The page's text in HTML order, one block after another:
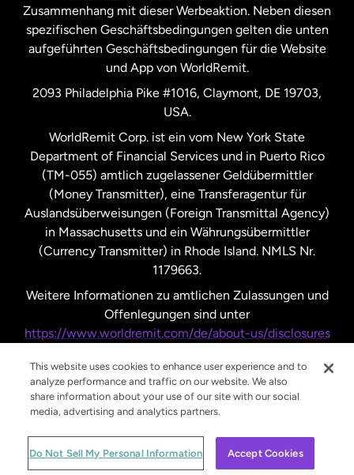
Spanien
Vereinigte Staaten English
Vereinigte Staaten
Vereinigtes Königreich
Zusammenhang mit dieser Werbeaktion. Neben diesen
spezifischen Geschäftsbedingungen gelten die unten
aufgeführten Geschäftsbedingungen für die Website
und App von WorldRemit.
2093 Philadelphia Pike #1016, Claymont, DE 19703,
USA.
WorldRemit Corp. ist ein vom New York State
Department of Financial Services und in Puerto Rico
(TM-055) amtlich zugelassener Geldübermittler
(Money Transmitter), eine Transferagentur für
Auslandsüberweisungen (Foreign Transmittal Agency)
in Massachusetts und ein Währungsübermittler
(Currency Transmitter) in Rhode Island. NMLS Nr.
1179663.
Weitere Informationen zu amtlichen Zulassungen und
Offenlegungen sind unter
https://www.worldremit.com/de/about-us/disclosures
© WorldRemit 2024
This website uses cookies to enhance user experience and to
analyze performance and traffic on our website. We also
share information about your use of our site with our social
media, advertising and analytics partners.
Do Not Sell My Personal Information Accept Cookies